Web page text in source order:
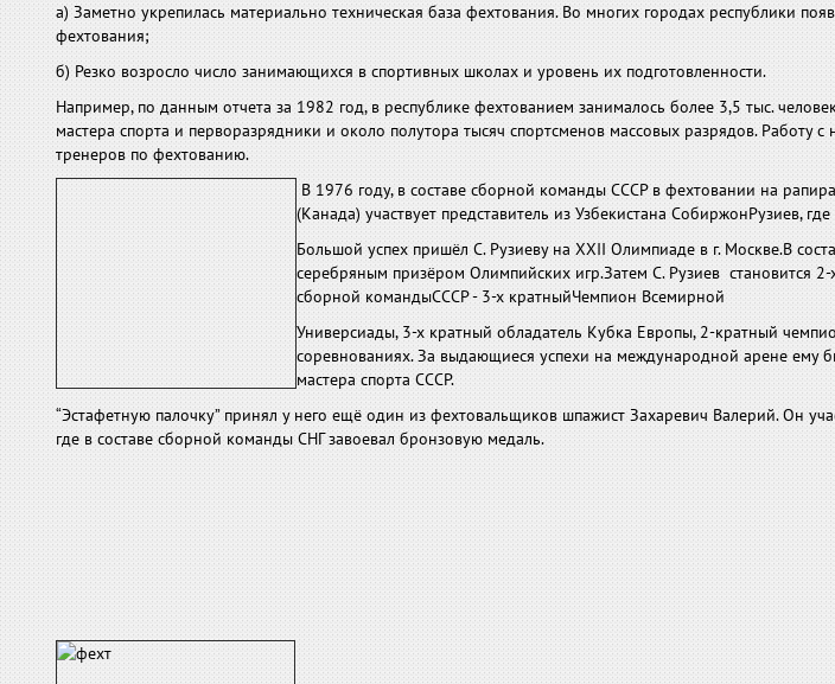
а) Заметно укрепилась материально техническая база фехтования. Во многих городах республики
фехтования;
б) Резко возросло число занимающихся в спортивных школах и уровень их подготовленности.
Например, по данным отчета за 1982 год, в республике фехтованием занималось более 3,5 тыс.
мастера спорта и перворазрядники и около полутора тысяч спортсменов массовых разрядов. Работу
тренеров по фехтованию.
В 1976 году, в составе сборной команды СССР в фехтовании на
(Канада) участвует представитель из Узбекистана СобиржонРузиев,
Большой успех пришёл С. Рузиеву на XXII Олимпиаде в г. Москве.В
серебряным призёром Олимпийских игр.Затем С. Рузиев становится
сборной командыСССР - 3-х кратныйЧемпион Всемирной
Универсиады, 3-х кратный обладатель Кубка Европы, 2-кратный
соревнованиях. За выдающиеся успехи на международной арене ему
мастера спорта СССР.
“Эстафетную палочку” принял у него ещё один из фехтовальщиков шпажист Захаревич Валерий. Он
где в составе сборной команды СНГ завоевал бронзовую медаль.